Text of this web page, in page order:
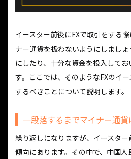
イースター前後にFXで取引をする
ナー通貨を扱わないようにしまし
にしたり、十分な資金を投入して
す。ここでは、そのようなFXのイ
するべきことについて説明します。
一段落するまでマイナー通
繰り返しになりますが、イースタ
傾向にあります。その中で、中国